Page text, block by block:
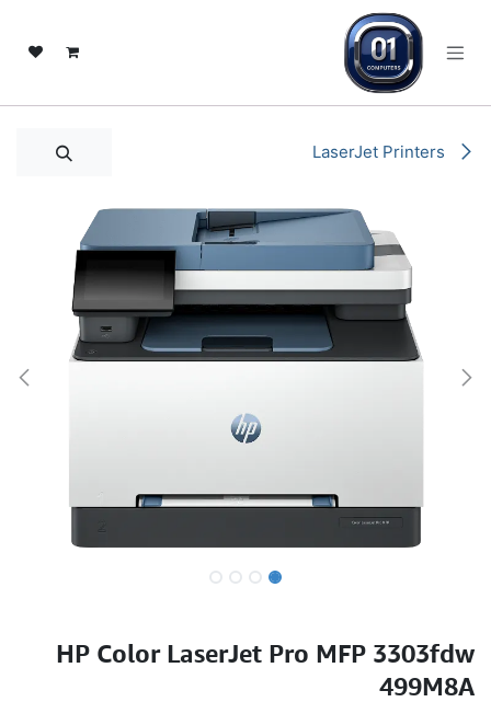
LaserJet Printers
HP Color LaserJet Pro MFP 3303fdw
499M8A